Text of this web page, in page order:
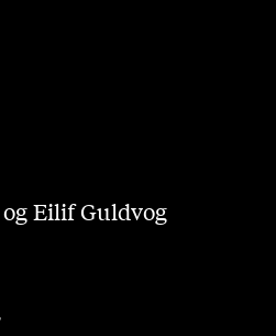
Eilif Guldvog